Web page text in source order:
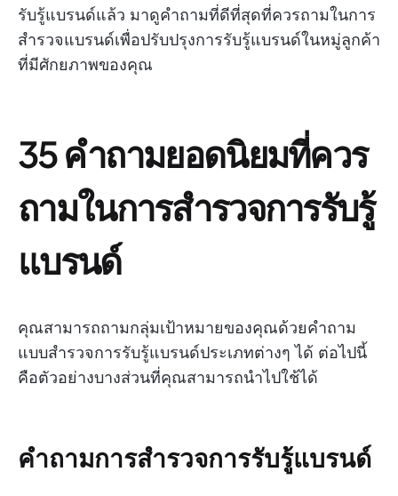
รับรู้แบรนด์แล้ว มาดูคำถามที่ดีที่สุดที่ควรถามในการ
สำรวจแบรนด์เพื่อปรับปรุงการรับรู้แบรนด์ในหมู่ลูกค้า
ที่มีศักยภาพของคุณ
35 คำถามยอดนิยมที่ควร
ถามในการสำรวจการรับรู้
แบรนด์
คุณสามารถถามกลุ่มเป้าหมายของคุณด้วยคำถาม
แบบสำรวจการรับรู้แบรนด์ประเภทต่างๆ ได้ ต่อไปนี้
คือตัวอย่างบางส่วนที่คุณสามารถนำไปใช้ได้
คำถามการสำรวจการรับรู้แบรนด์